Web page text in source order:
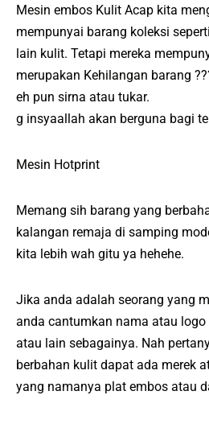
Mesin embos Kulit Acap kita
mempunyai barang koleksi
lain kulit. Tetapi mereka
merupakan Kehilangan barang
eh pun sirna atau tukar.
g insyaallah akan berguna bagi
Mesin Hotprint
Memang sih barang yang
kalangan remaja di samping
kita lebih wah gitu ya hehehe.
Jika anda adalah seorang yang
anda cantumkan nama atau
atau lain sebagainya. Nah
berbahan kulit dapat ada merek
yang namanya plat embos atau